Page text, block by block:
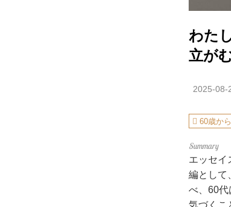
わた
立が
2025-08-
60歳か
エッセイ
編として
べ、60代
気づくこ